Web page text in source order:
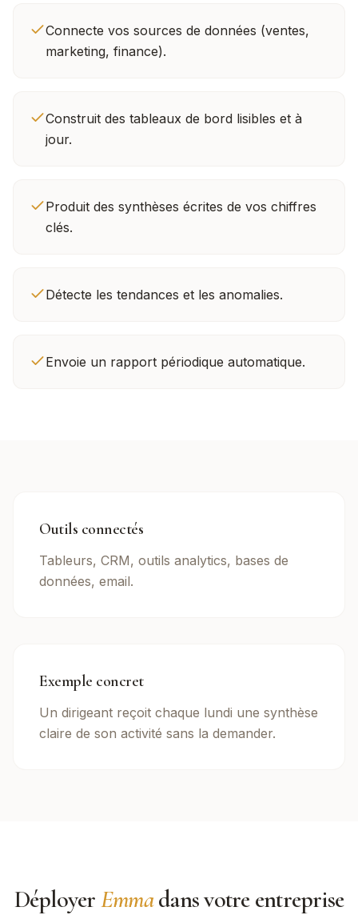
Connecte vos sources de données (ventes,
marketing, finance).
Construit des tableaux de bord lisibles et à
jour.
Produit des synthèses écrites de vos chiffres
clés.
Détecte les tendances et les anomalies.
Envoie un rapport périodique automatique.
Outils connectés
Tableurs, CRM, outils analytics, bases de
données, email.
Exemple concret
Un dirigeant reçoit chaque lundi une synthèse
claire de son activité sans la demander.
DéployerEmmadans votre entreprise